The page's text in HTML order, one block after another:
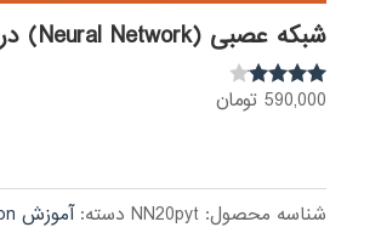
شبکه عصبی (Neural Network) در پایتون
نمره
590,000 تومان
شناسه محصول: NN20pyt دسته:آموزش python